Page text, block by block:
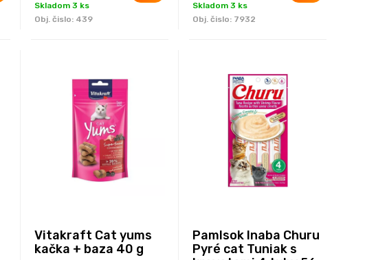
Skladom 3 ks
Obj. čislo: 439
Skladom 3 ks
Obj. čislo: 7932
Vitakraft Cat yums
kačka + baza 40 g
Pamlsok Inaba Churu
Pyré cat Tuniak s